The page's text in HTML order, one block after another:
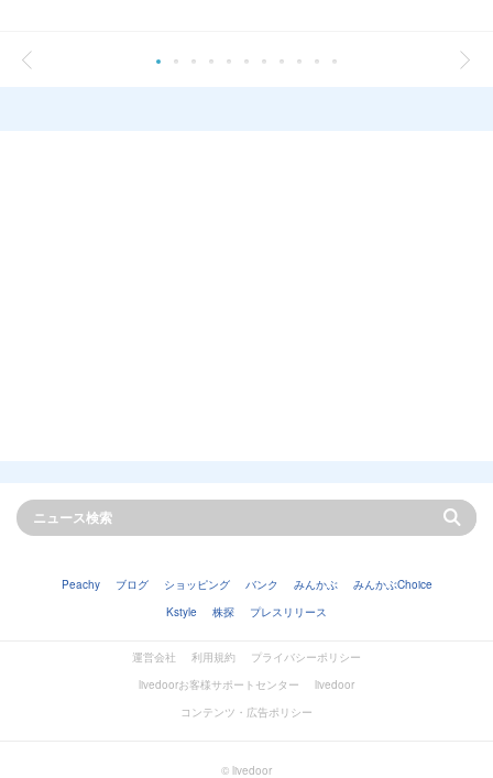
Peachy ブログ ショッピング バンク みんかぶ
みんかぶChoice
Kstyle
株探 プレスリリース
運営会社 利用規約
プライバシーポリシー
livedoorお客様サポートセンター
livedoor
コンテンツ・広告ポリシー
© livedoor